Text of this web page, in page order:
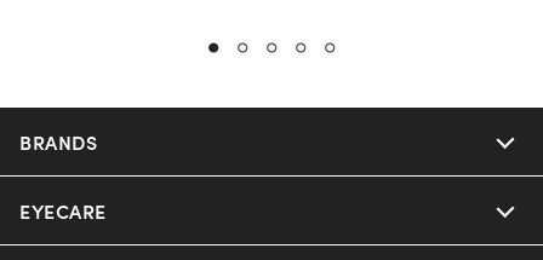
BRANDS
Nuance Audio
EYECARE